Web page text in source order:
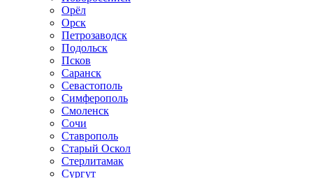
Орёл
Орск
Петрозаводск
Подольск
Псков
Саранск
Севастополь
Симферополь
Смоленск
Сочи
Ставрополь
Старый Оскол
Стерлитамак
Сургут